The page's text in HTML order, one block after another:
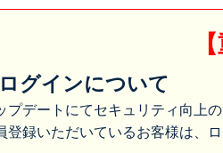
グインについて
プデートにてセキュリティ向上
登録いただいているお客様は、